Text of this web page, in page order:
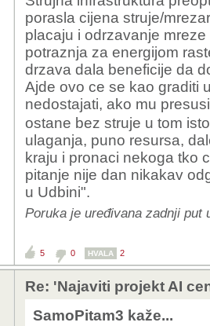
Subvencije:
olakšice da
Što kažu iskustva?
U mjestima poput
"win", ali uz velike
ruralnim područjima
rizika (više cijene
sve više lokalnih
UHrvatskoj(gdje se
Jesu li ugovori
pune cijene
zapošljavanje)?
mreža?
Ima li community
zajednicom)?
Zaključak: Može
uvjeta i
koje?
3 godine je
dao neki
A ovo
analizu i
ta pitanja ?
je poprilično
Za pitanje
A 3 neču niti
radi pa ćeš
još
više prouči
Eto najbolje
porasla cijena struje/
placaju i odrzavanje
potraznja za energijom
drzava dala beneficije da
Ajde ovo ce se kao graditi
nedostajati, ako mu
ostane bez struje u tom
ulaganja, puno resursa,
kraju i pronaci nekoga tko
pitanje nije dan nikakav
u Udbini".
Poruka je uređivana zadnji put
5 0 HVALA 2
Re: 'Najaviti projekt AI
SamoPitam3 kaže...